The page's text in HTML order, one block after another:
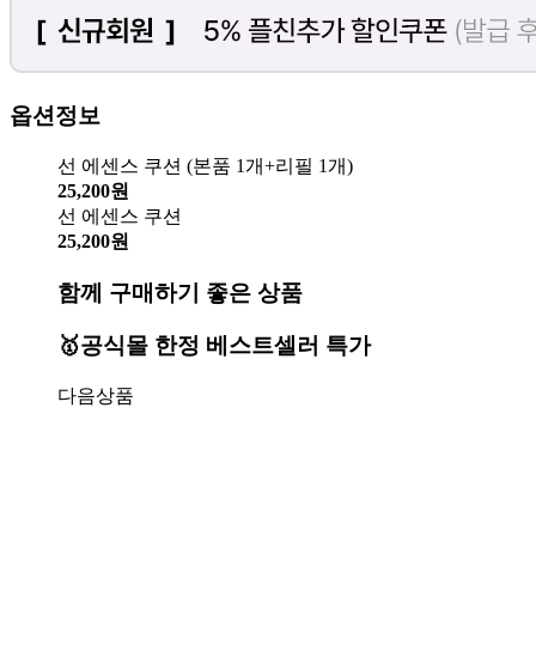
옵션정보
선 에센스 쿠션 (본품 1개+리필 1개)
25,200원
선 에센스 쿠션
25,200원
함께 구매하기 좋은 상품
🥇공식몰 한정 베스트셀러 특가
다음상품